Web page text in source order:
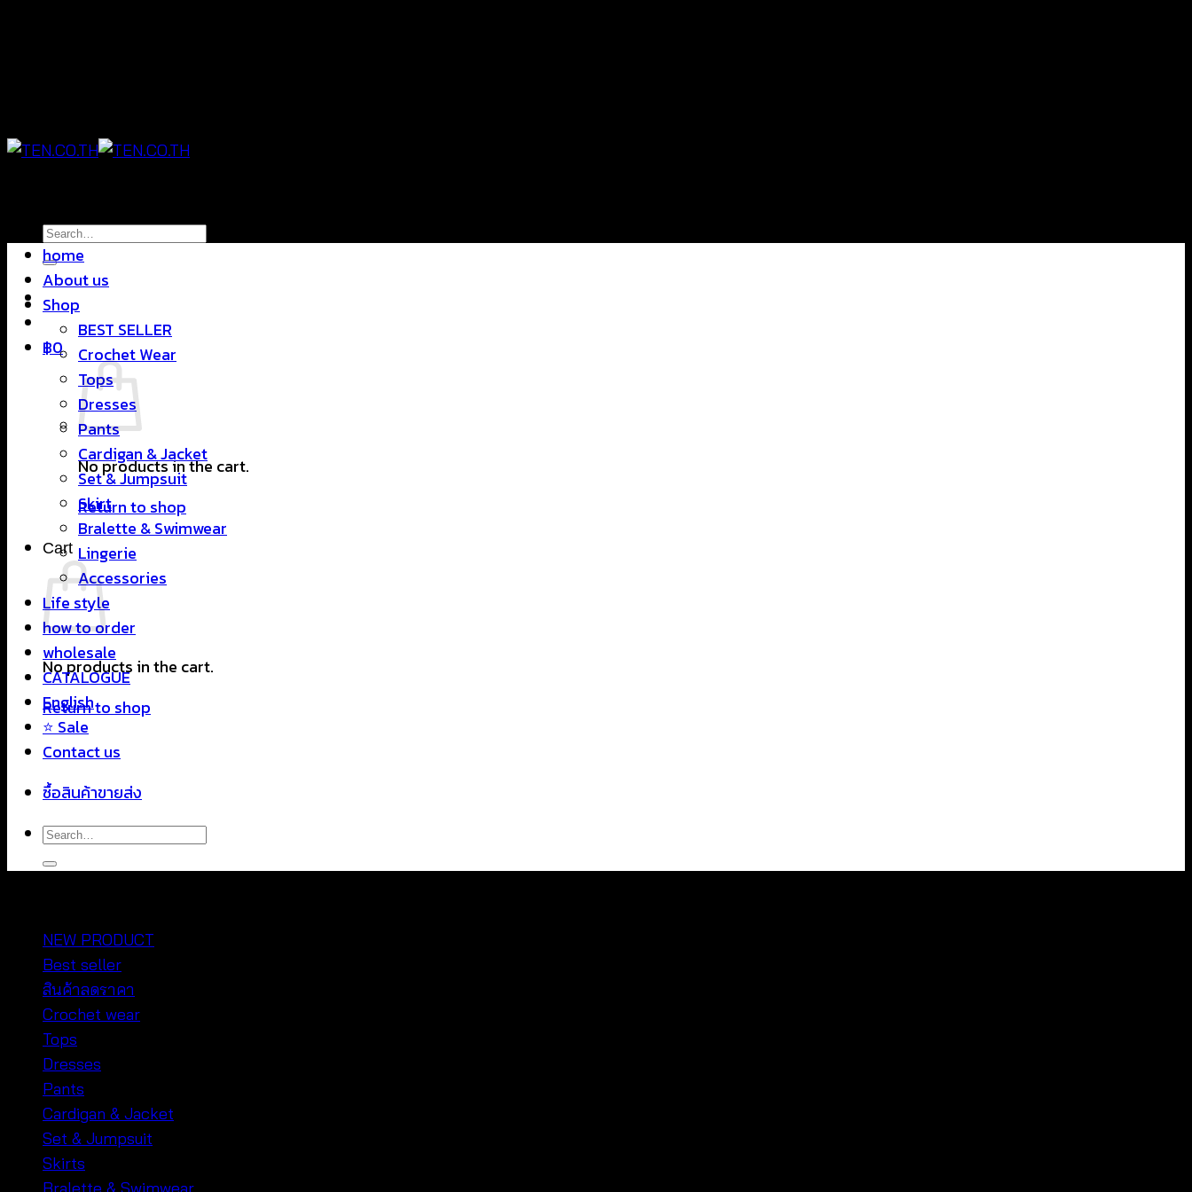
Search
for:
฿0
No products in the cart.
Return to shop
Cart
No products in the cart.
Return to shop
home
About us
Shop
BEST SELLER
Crochet Wear
Tops
Dresses
Pants
Cardigan & Jacket
Set & Jumpsuit
Skirt
Bralette & Swimwear
Lingerie
Accessories
Life style
how to order
wholesale
CATALOGUE
English
⭐ Sale
Contact us
ซื้อสินค้าขายส่ง
Search
for:
NEW PRODUCT
Best seller
สินค้าลดราคา
Crochet wear
Tops
Dresses
Pants
Cardigan & Jacket
Set & Jumpsuit
Skirts